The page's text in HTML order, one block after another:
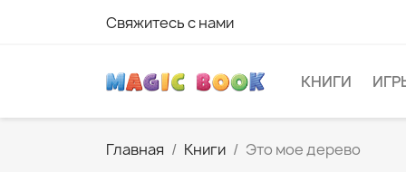
Свяжитесь с нами
КНИГИ
Главная Книги Это мое дерево